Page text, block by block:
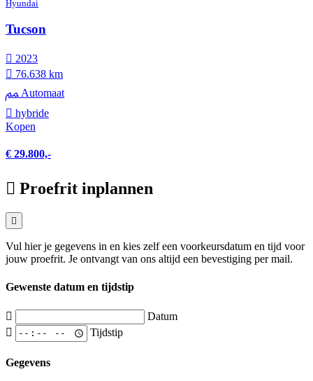
Hyundai
Tucson
2023
76.638 km
Automaat
hybride
Kopen
€ 29.800,-
Proefrit inplannen
Vul hier je gegevens in en kies zelf een voorkeursdatum en tijd voor
jouw proefrit. Je ontvangt van ons altijd een bevestiging per mail.
Gewenste datum en tijdstip
Datum
Tijdstip
Gegevens